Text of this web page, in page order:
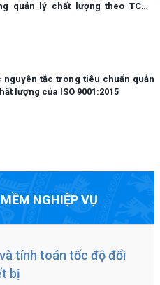
quản lý chất lượng theo TCVN
nguyên tắc trong tiêu chuẩn quản
lượng của ISO 9001:2015
NGHIỆP VỤ
tính toán tốc độ đổi
bị